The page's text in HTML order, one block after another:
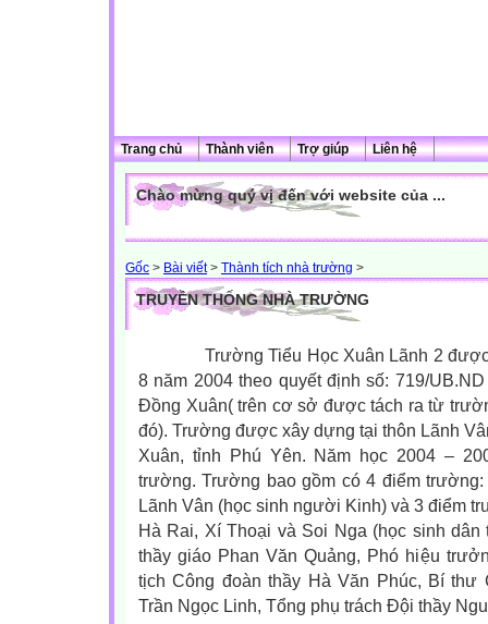
Trang chủ Thành viên Trợ giúp Liên hệ
Chào mừng quý vị đến với website của ...
Gốc > Bài viết> Thành tích nhà trường >
TRUYỀN THỐNG NHÀ TRƯỜNG
Trường Tiểu Học Xuân Lãnh 2 được
8 năm 2004 theo quyết định số: 719/
Đồng Xuân( trên cơ sở được tách ra từ
đó). Trường được xây dựng tại thôn Lãnh
Xuân, tỉnh Phú Yên. Năm học 2004 –
trường. Trường bao gồm có 4 điểm
Lãnh Vân (học sinh người Kinh) và 3 điểm
Hà Rai, Xí Thoại và Soi Nga (học sinh
thầy giáo Phan Văn Quảng, Phó hiệu
tịch Công đoàn thầy Hà Văn Phúc, Bí thư
Trần Ngọc Linh, Tổng phụ trách Đội thầy